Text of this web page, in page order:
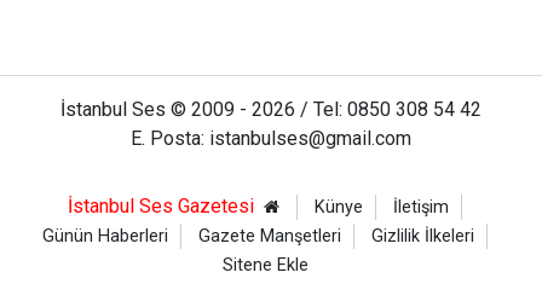
İstanbul Ses © 2009 - 2026 / Tel: 0850 308 54 42
E. Posta: istanbulses@gmail.com
İstanbul Ses Gazetesi Künye
İletişim
Günün Haberleri
Gazete Manşetleri
Gizlilik İlkeleri
Sitene Ekle